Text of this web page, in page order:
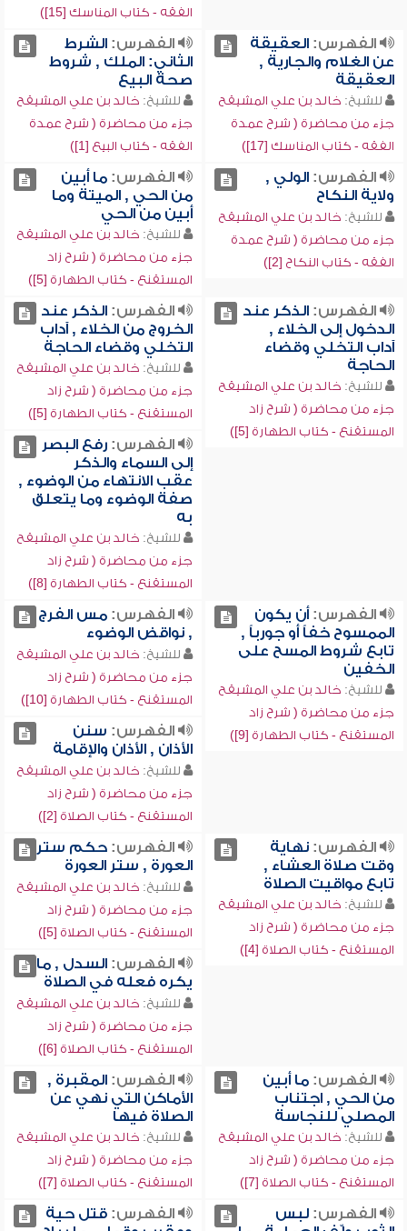
الفقه - كتاب المناسك [15])
الفهرس:العقيقة
عن الغلام والجارية ,
العقيقة
للشيخ: خالد بن علي المشيقح
جزء من محاضرة ( شرح عمدة
الفقه - كتاب المناسك [17])
الفهرس:الشرط
الثاني: الملك , شروط
صحة البيع
للشيخ: خالد بن علي المشيقح
جزء من محاضرة ( شرح عمدة
الفقه - كتاب البيع [1])
الفهرس:الولي ,
ولاية النكاح
للشيخ: خالد بن علي المشيقح
جزء من محاضرة ( شرح عمدة
الفقه - كتاب النكاح [2])
الفهرس:ما أبين
من الحي , الميتة وما
أبين من الحي
للشيخ: خالد بن علي المشيقح
جزء من محاضرة ( شرح زاد
المستقنع - كتاب الطهارة [5])
الفهرس:الذكر عند
الدخول إلى الخلاء ,
آداب التخلي وقضاء
الحاجة
للشيخ: خالد بن علي المشيقح
جزء من محاضرة ( شرح زاد
المستقنع - كتاب الطهارة [5])
الفهرس:الذكر عند
الخروج من الخلاء , آداب
التخلي وقضاء الحاجة
للشيخ: خالد بن علي المشيقح
جزء من محاضرة ( شرح زاد
المستقنع - كتاب الطهارة [5])
الفهرس:رفع البصر
إلى السماء والذكر
عقب الانتهاء من الوضوء ,
صفة الوضوء وما يتعلق
به
للشيخ: خالد بن علي المشيقح
جزء من محاضرة ( شرح زاد
المستقنع - كتاب الطهارة [8])
الفهرس:أن يكون
الممسوح خفاً أو جورباً ,
تابع شروط المسح على
الخفين
للشيخ: خالد بن علي المشيقح
جزء من محاضرة ( شرح زاد
المستقنع - كتاب الطهارة [9])
الفهرس:مس الفرج
, نواقض الوضوء
للشيخ: خالد بن علي المشيقح
جزء من محاضرة ( شرح زاد
المستقنع - كتاب الطهارة [10])
الفهرس: سنن
الأذان , الأذان والإقامة
للشيخ: خالد بن علي المشيقح
جزء من محاضرة ( شرح زاد
المستقنع - كتاب الصلاة [2])
الفهرس:نهاية
وقت صلاة العشاء ,
تابع مواقيت الصلاة
للشيخ: خالد بن علي المشيقح
جزء من محاضرة ( شرح زاد
المستقنع - كتاب الصلاة [4])
الفهرس:حكم ستر
العورة , ستر العورة
للشيخ: خالد بن علي المشيقح
جزء من محاضرة ( شرح زاد
المستقنع - كتاب الصلاة [5])
الفهرس:السدل , ما
يكره فعله في الصلاة
للشيخ: خالد بن علي المشيقح
جزء من محاضرة ( شرح زاد
المستقنع - كتاب الصلاة [6])
الفهرس:ما أبين
من الحي , اجتناب
المصلي للنجاسة
للشيخ: خالد بن علي المشيقح
جزء من محاضرة ( شرح زاد
المستقنع - كتاب الصلاة [7])
الفهرس:المقبرة ,
الأماكن التي نهي عن
الصلاة فيها
للشيخ: خالد بن علي المشيقح
جزء من محاضرة ( شرح زاد
المستقنع - كتاب الصلاة [7])
الفهرس:لبس
الفهرس:قتل حية